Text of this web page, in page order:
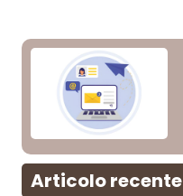
Articolo recente